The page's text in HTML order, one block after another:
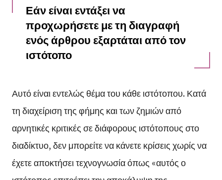
Εάν είναι εντάξει να
προχωρήσετε με τη διαγραφή
ενός άρθρου εξαρτάται από τον
ιστότοπο
Αυτό είναι εντελώς θέμα του κάθε ιστότοπου. Κατά
τη διαχείριση της φήμης και των ζημιών από
αρνητικές κριτικές σε διάφορους ιστότοπους στο
διαδίκτυο, δεν μπορείτε να κάνετε κρίσεις χωρίς να
έχετε αποκτήσει τεχνογνωσία όπως «αυτός ο